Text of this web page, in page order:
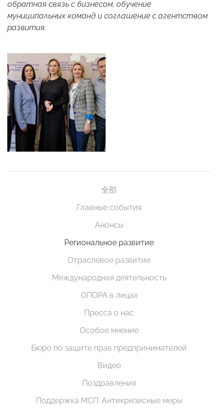
обратная связь с бизнесом, обучение
муниципальных команд и соглашение с агентством
развития.
全部
Главные события
Анонсы
Региональное развитие
Отраслевое развитие
Международная деятельность
ОПОРА в лицах
Пресса о нас
Особое мнение
Бюро по защите прав предпринимателей
Видео
Поздравления
Поддержка МСП. Антикризисные меры